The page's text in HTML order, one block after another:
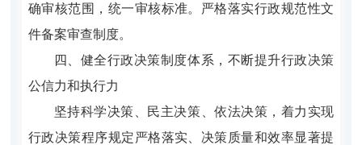
确审核范围，统一审核标准。严格落实行政规范性文
件备案审查制度。
四、健全行政决策制度体系，不断提升行政决策
公信力和执行力
坚持科学决策、民主决策、依法决策，着力实现
行政决策程序规定严格落实、决策质量和效率显著提